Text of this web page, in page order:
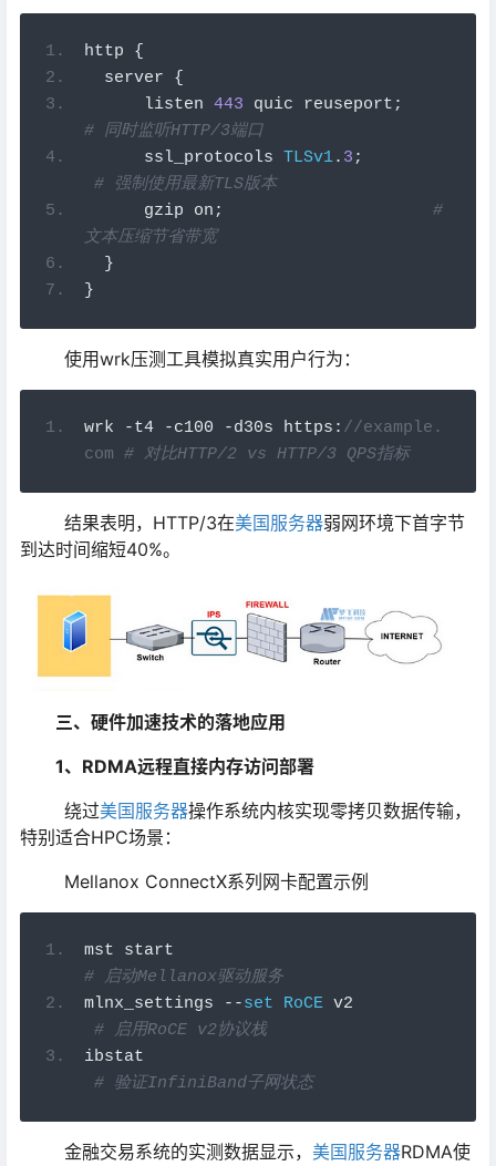
http {
server {
listen 443 quic reuseport ;
# 同时监听HTTP/3端口
ssl_protocols TLSv1. 3 ;
#
强制使用最新TLS版本
gzip on ;
#
文本压缩节省带宽
}
}
使用wrk压测工具模拟真实用户行为：
wrk -t4 -c100 -d30s https : //example.
com # 对比HTTP/2 vs HTTP/3 QPS指标
结果表明，HTTP/3在美国服务器弱网环境下首字节
到达时间缩短40%。
三、硬件加速技术的落地应用
1、RDMA远程直接内存访问部署
绕过美国服务器操作系统内核实现零拷贝数据传输，
特别适合HPC场景：
Mellanox ConnectX系列网卡配置示例
# 启动Mellanox驱动服务
mlnx_settings
--set RoCE
# 启用RoCE v2协议栈
# 验证InfiniBand子网状态
金融交易系统的实测数据显示， 美国服务器RDMA使